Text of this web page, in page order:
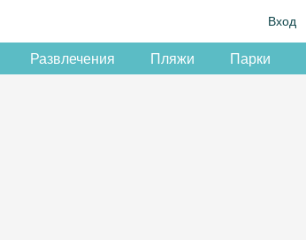
Вход
Развлечения Пляжи Парки